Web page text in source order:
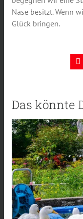
Nase besitzt. Wenn
Glück bringen.
Das könnte